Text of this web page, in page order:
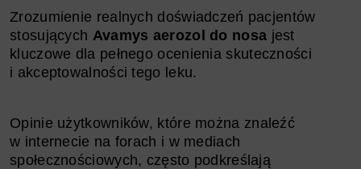
Zrozumienie realnych doświadczeń pacjentów
stosujących Avamys aerozol do nosa jest
kluczowe dla pełnego ocenienia skuteczności
i akceptowalności tego leku.
Opinie użytkowników, które można znaleźć
w internecie na forach i w mediach
społecznościowych, często podkreślają